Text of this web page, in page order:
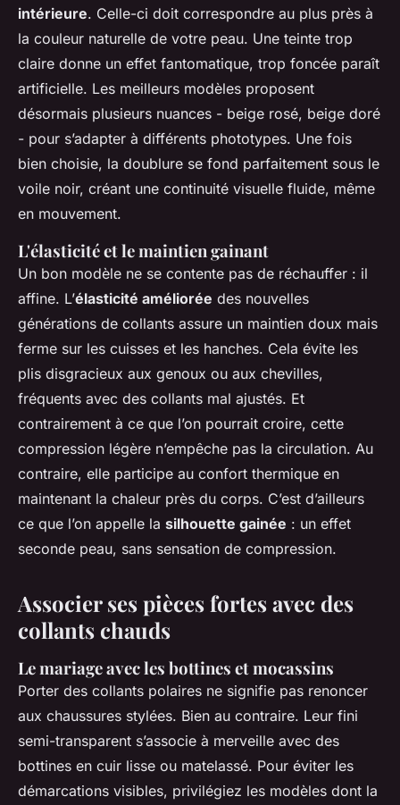
intérieure. Celle-ci doit correspondre au plus près à
la couleur naturelle de votre peau. Une teinte trop
claire donne un effet fantomatique, trop foncée paraît
artificielle. Les meilleurs modèles proposent
désormais plusieurs nuances - beige rosé, beige doré
- pour s’adapter à différents phototypes. Une fois
bien choisie, la doublure se fond parfaitement sous le
voile noir, créant une continuité visuelle fluide, même
en mouvement.
L'élasticité et le maintien gainant
Un bon modèle ne se contente pas de réchauffer : il
affine. L’élasticité améliorée des nouvelles
générations de collants assure un maintien doux mais
ferme sur les cuisses et les hanches. Cela évite les
plis disgracieux aux genoux ou aux chevilles,
fréquents avec des collants mal ajustés. Et
contrairement à ce que l’on pourrait croire, cette
compression légère n’empêche pas la circulation. Au
contraire, elle participe au confort thermique en
maintenant la chaleur près du corps. C’est d’ailleurs
ce que l’on appelle la silhouette gainée : un effet
seconde peau, sans sensation de compression.
Associer ses pièces fortes avec des
collants chauds
Le mariage avec les bottines et mocassins
Porter des collants polaires ne signifie pas renoncer
aux chaussures stylées. Bien au contraire. Leur fini
semi-transparent s’associe à merveille avec des
bottines en cuir lisse ou matelassé. Pour éviter les
démarcations visibles, privilégiez les modèles dont la